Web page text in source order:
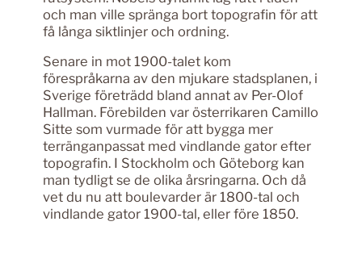
och man ville spränga bort topografin för att
få långa siktlinjer och ordning.
Senare in mot 1900-talet kom
förespråkarna av den mjukare stadsplanen, i
Sverige företrädd bland annat av Per-Olof
Hallman. Förebilden var österrikaren Camillo
Sitte som vurmade för att bygga mer
terränganpassat med vindlande gator efter
topografin. I Stockholm och Göteborg kan
man tydligt se de olika årsringarna. Och då
vet du nu att boulevarder är 1800-tal och
vindlande gator 1900-tal, eller före 1850.